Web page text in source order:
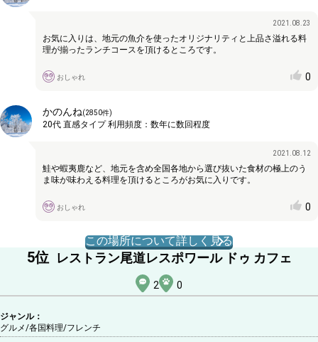
2021.08.23
お気に入りは、地元の魚介を使ったオリジナリティと上品さ溢れる料
理が揃ったランチコースを頂けるところです。
おしゃれ 0
かのんね(2850件)
20代 直感タイプ利用頻度： 数年に数回程度
2021.08.12
鮭や蝦夷鹿など、地元を含め全国各地から選び抜いた食材の極上のう
ま味が味わえる料理を頂けるところがお気に入りです。
おしゃれ 0
この場所について詳しく見る
5位 レストラン尾道レスポワール ドゥ カフェ
2 0
ジャンル：
グルメ/各国料理/フレンチ